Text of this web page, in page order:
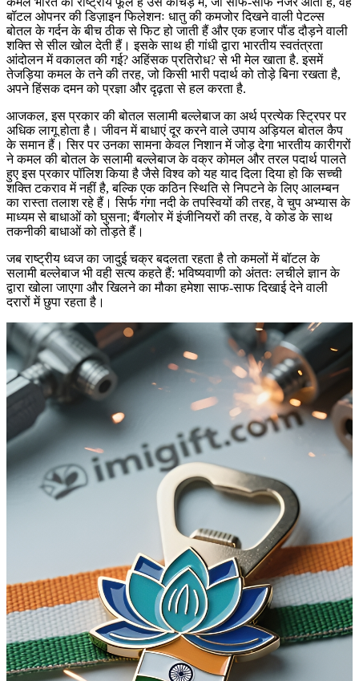
बॉटल ओपनर की डिज़ाइन फिलेशनः धातु की कमजोर दिखने वाली पेटल्स
बोतल के गर्दन के बीच ठीक से फिट हो जाती हैं और एक हजार पौंड दौड़ने वाली
शक्ति से सील खोल देती हैं। इसके साथ ही गांधी द्वारा भारतीय स्वतंत्रता
आंदोलन में वकालत की गई? अहिंसक प्रतिरोध? से भी मेल खाता है. इसमें
तेजड़िया कमल के तने की तरह, जो किसी भारी पदार्थ को तोड़े बिना रखता है,
अपने हिंसक दमन को प्रज्ञा और दृढ़ता से हल करता है.
आजकल, इस प्रकार की बोतल सलामी बल्लेबाज का अर्थ प्रत्येक स्ट्रिपर पर
अधिक लागू होता है। जीवन में बाधाएं दूर करने वाले उपाय अड़ियल बोतल कैप
के समान हैं। सिर पर उनका सामना केवल निशान में जोड़ देगा भारतीय कारीगरों
ने कमल की बोतल के सलामी बल्लेबाज के वक्र कोमल और तरल पदार्थ पालते
हुए इस प्रकार पॉलिश किया है जैसे विश्व को यह याद दिला दिया हो कि सच्ची
शक्ति टकराव में नहीं है, बल्कि एक कठिन स्थिति से निपटने के लिए आलम्बन
का रास्ता तलाश रहे हैं। सिर्फ गंगा नदी के तपस्वियों की तरह, वे चुप अभ्यास के
माध्यम से बाधाओं को घुसना; बैंगलोर में इंजीनियरों की तरह, वे कोड के साथ
तकनीकी बाधाओं को तोड़ते हैं।
जब राष्ट्रीय ध्वज का जादुई चक्र बदलता रहता है तो कमलों में बॉटल के
सलामी बल्लेबाज भी वही सत्य कहते हैं: भविष्यवाणी को अंततः लचीले ज्ञान के
द्वारा खोला जाएगा और खिलने का मौका हमेशा साफ-साफ दिखाई देने वाली
दरारों में छुपा रहता है।